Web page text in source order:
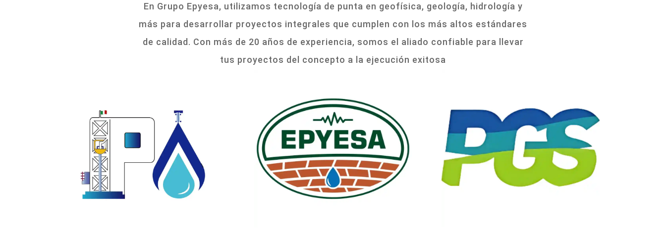
En Grupo Epyesa, utilizamos tecnología de punta en geofísica, geología, hidrología y
más para desarrollar proyectos integrales que cumplen con los más altos estándares
de calidad. Con más de 20 años de experiencia, somos el aliado confiable para llevar
tus proyectos del concepto a la ejecución exitosa